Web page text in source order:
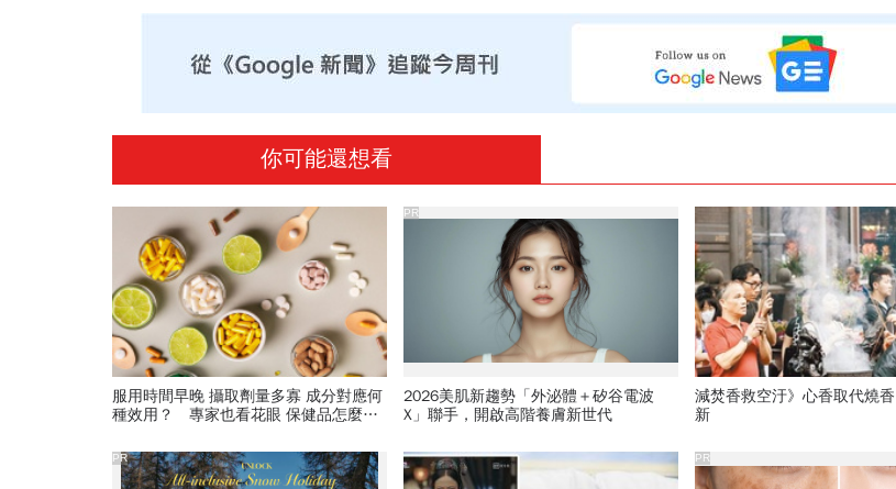
你可能還想看
服用時間早晚 攝取劑量多寡 成分對應何
種效用？ 專家也看花眼 保健品怎麼吃
2026美肌新趨勢「外泌體＋矽谷電波
X」聯手，開啟高階養膚新世代
PR
減焚香救空汙》心香取代燒
新
PR PR